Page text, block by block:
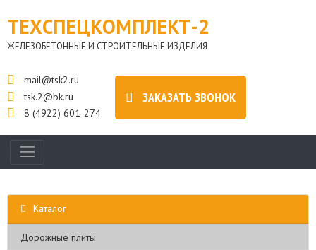
ТЕХСПЕЦКОМПЛЕКТ-2
ЖЕЛЕЗОБЕТОННЫЕ И СТРОИТЕЛЬНЫЕ ИЗДЕЛИЯ
mail@tsk2.ru
tsk.2@bk.ru
8 (4922) 601-274
ЗАКАЗАТЬ ЗВОНОК
Каталог
Дорожные плиты